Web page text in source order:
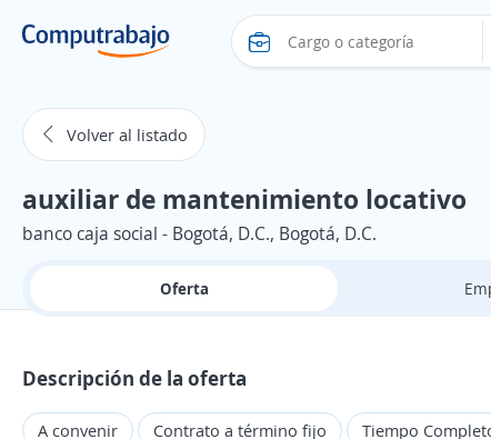
Volver al listado
auxiliar de mantenimiento locativo
banco caja social - Bogotá, D.C., Bogotá, D.C.
Oferta
Descripción de la oferta
A convenir Contrato a término fijo Tiempo